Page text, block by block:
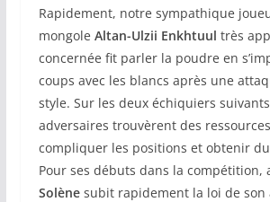
Rapidement, notre sympathique
mongole Altan-Ulzii Enkhtuul très
concernée fit parler la poudre en
coups avec les blancs après une
style. Sur les deux échiquiers
adversaires trouvèrent des
compliquer les positions et obtenir
Pour ses débuts dans la compétition,
Solènesubit rapidement la loi de son